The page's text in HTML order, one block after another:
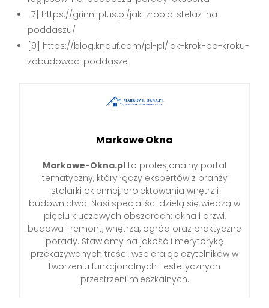
[7] https://grinn-plus.pl/jak-zrobic-stelaz-na-
poddaszu/
[9] https://blog.knauf.com/pl-pl/jak-krok-po-kroku-
zabudowac-poddasze
Markowe Okna
Markowe-Okna.pl to profesjonalny portal
tematyczny, który łączy ekspertów z branży
stolarki okiennej, projektowania wnętrz i
budownictwa. Nasi specjaliści dzielą się wiedzą w
pięciu kluczowych obszarach: okna i drzwi,
budowa i remont, wnętrza, ogród oraz praktyczne
porady. Stawiamy na jakość i merytorykę
przekazywanych treści, wspierając czytelników w
tworzeniu funkcjonalnych i estetycznych
przestrzeni mieszkalnych.